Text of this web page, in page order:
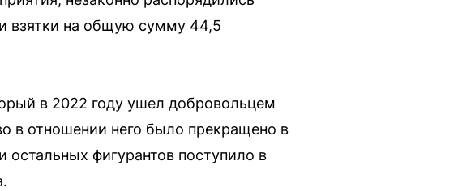
взятки на общую сумму 44,5
в 2022 году ушел добровольцем
в отношении него было прекращено в
остальных фигурантов поступило в